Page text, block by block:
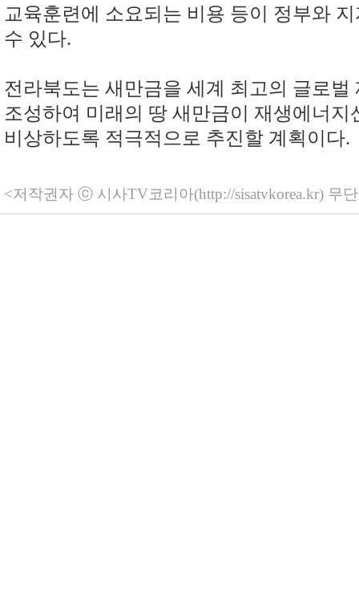
교육훈련에 소요되는 비용 등이 정부와
수 있다.
전라북도는 새만금을 세계 최고의 글로
조성하여 미래의 땅 새만금이 재생에너지
비상하도록 적극적으로 추진할 계획이다.
<저작권자 ⓒ 시사TV코리아(http://sisatvkorea.kr) 무